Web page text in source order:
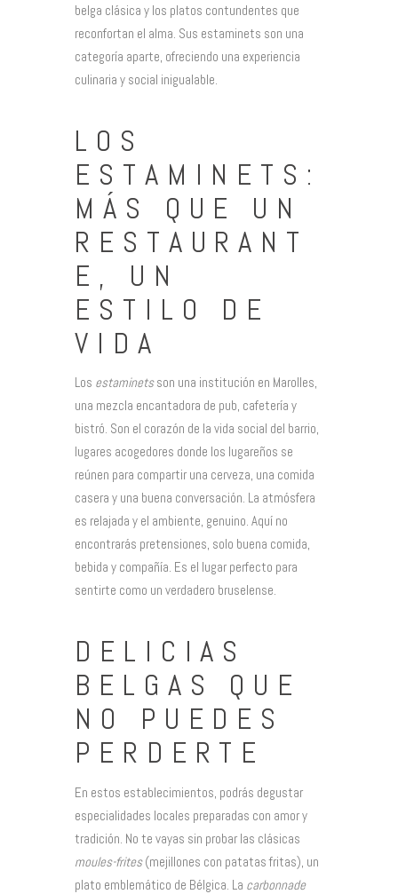
belga clásica y los platos contundentes que
reconfortan el alma. Sus estaminets son una
categoría aparte, ofreciendo una experiencia
culinaria y social inigualable.
LOS
ESTAMINETS:
MÁS QUE UN
RESTAURANT
E, UN
ESTILO DE
VIDA
Los estaminetsson una institución en Marolles,
una mezcla encantadora de pub, cafetería y
bistró. Son el corazón de la vida social del barrio,
lugares acogedores donde los lugareños se
reúnen para compartir una cerveza, una comida
casera y una buena conversación. La atmósfera
es relajada y el ambiente, genuino. Aquí no
encontrarás pretensiones, solo buena comida,
bebida y compañía. Es el lugar perfecto para
sentirte como un verdadero bruselense.
DELICIAS
BELGAS QUE
NO PUEDES
PERDERTE
En estos establecimientos, podrás degustar
especialidades locales preparadas con amor y
tradición. No te vayas sin probar las clásicas
moules-frites(mejillones con patatas fritas), un
plato emblemático de Bélgica. La carbonnade